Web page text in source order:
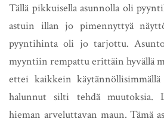
Tällä pikkuisella asunnolla oli
astuin illan jo pimennyttyä
pyyntihinta oli jo tarjottu.
myyntiin rempattu erittäin hyvällä
ettei kaikkein
halunnut silti tehdä muutoksia.
hieman arveluttavan maun. Tämä